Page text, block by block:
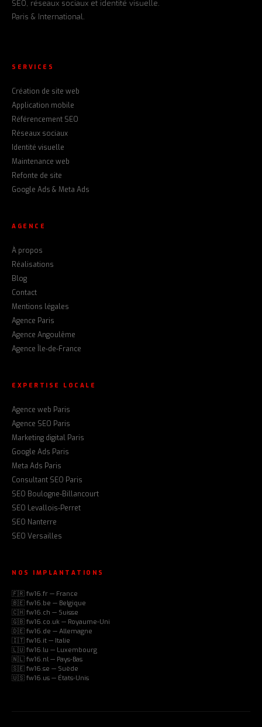
SEO, réseaux sociaux et identité visuelle.
Paris & International.
SERVICES
Création de site web
Application mobile
Référencement SEO
Réseaux sociaux
Identité visuelle
Maintenance web
Refonte de site
Google Ads & Meta Ads
AGENCE
À propos
Réalisations
Blog
Contact
Mentions légales
Agence Paris
Agence Angoulême
Agence Île-de-France
EXPERTISE LOCALE
Agence web Paris
Agence SEO Paris
Marketing digital Paris
Google Ads Paris
Meta Ads Paris
Consultant SEO Paris
SEO Boulogne-Billancourt
SEO Levallois-Perret
SEO Nanterre
SEO Versailles
NOS IMPLANTATIONS
🇫🇷 fw16.fr — France
🇧🇪 fw16.be — Belgique
🇨🇭 fw16.ch — Suisse
🇬🇧 fw16.co.uk — Royaume-Uni
🇩🇪 fw16.de — Allemagne
🇮🇹 fw16.it — Italie
🇱🇺 fw16.lu — Luxembourg
🇳🇱 fw16.nl — Pays-Bas
🇸🇪 fw16.se — Suède
🇺🇸 fw16.us — États-Unis